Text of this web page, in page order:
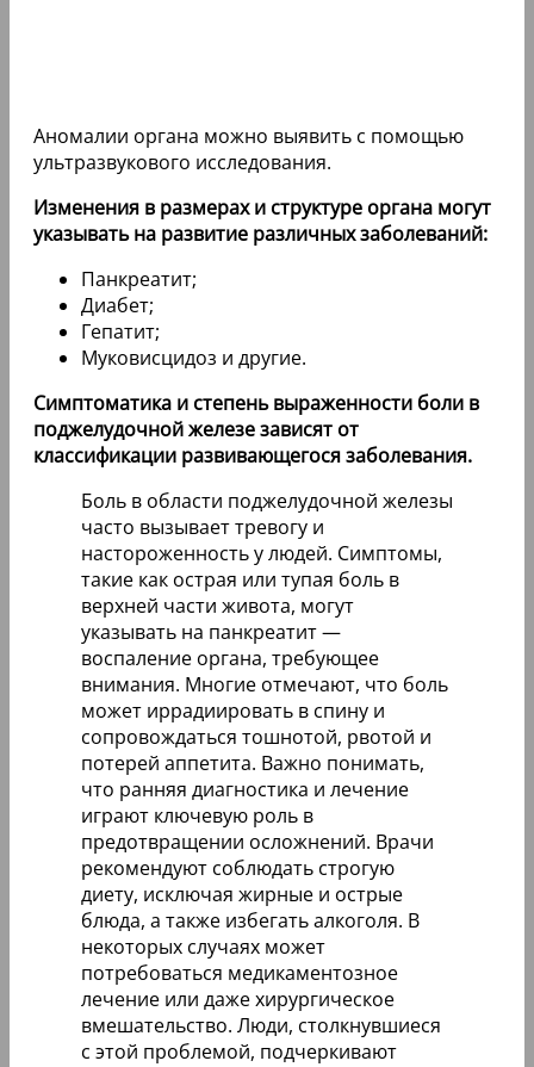
Аномалии органа можно выявить с помощью
ультразвукового исследования.
Изменения в размерах и структуре органа могут
указывать на развитие различных заболеваний:
Панкреатит;
Диабет;
Гепатит;
Муковисцидоз и другие.
Симптоматика и степень выраженности боли в
поджелудочной железе зависят от
классификации развивающегося заболевания.
Боль в области поджелудочной железы
часто вызывает тревогу и
настороженность у людей. Симптомы,
такие как острая или тупая боль в
верхней части живота, могут
указывать на панкреатит —
воспаление органа, требующее
внимания. Многие отмечают, что боль
может иррадиировать в спину и
сопровождаться тошнотой, рвотой и
потерей аппетита. Важно понимать,
что ранняя диагностика и лечение
играют ключевую роль в
предотвращении осложнений. Врачи
рекомендуют соблюдать строгую
диету, исключая жирные и острые
блюда, а также избегать алкоголя. В
некоторых случаях может
потребоваться медикаментозное
лечение или даже хирургическое
вмешательство. Люди, столкнувшиеся
с этой проблемой, подчеркивают